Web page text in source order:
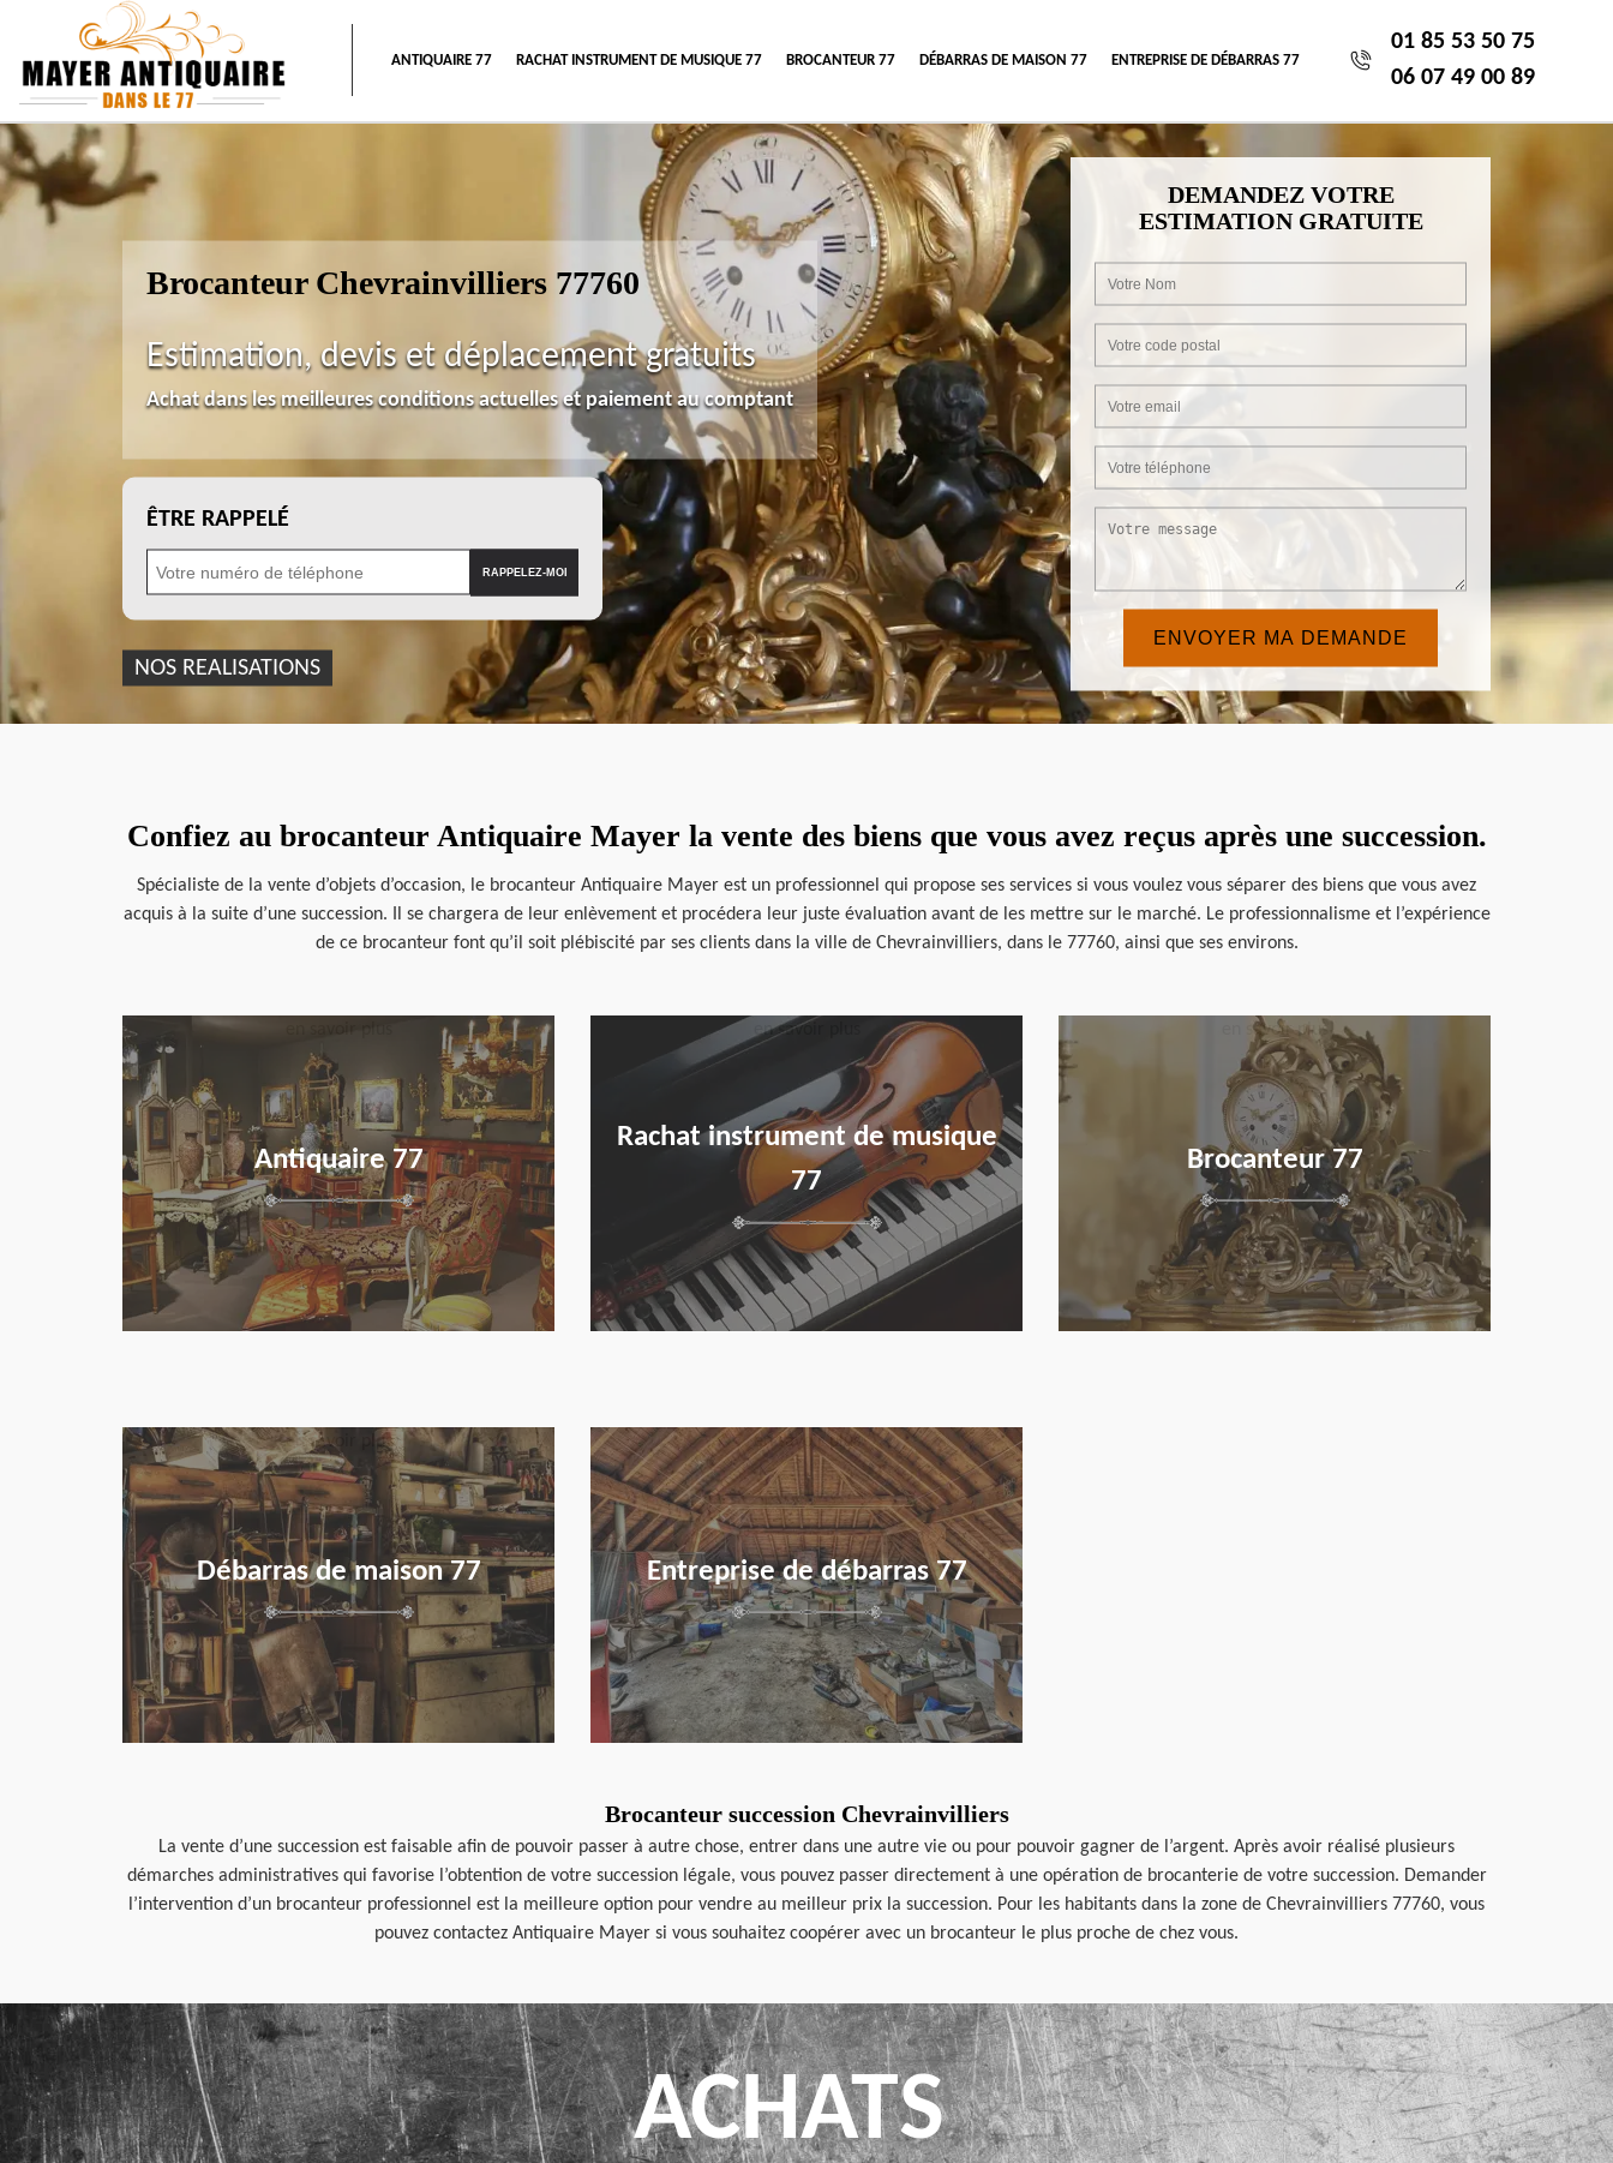
ANTIQUAIRE 77 RACHAT INSTRUMENT DE MUSIQUE 77 BROCANTEUR 77 DÉBARRAS DE MAISON 77 ENTREPRISE DE DÉBARRAS 77
01 85 53 50 75
06 07 49 00 89
Brocanteur Chevrainvilliers 77760
Estimation, devis et déplacement gratuits
Achat dans les meilleures conditions actuelles et paiement au comptant
ÊTRE RAPPELÉ
NOS REALISATIONS
DEMANDEZ VOTRE
ESTIMATION GRATUITE
Confiez au brocanteur Antiquaire Mayer la vente des biens que vous avez reçus après une succession.
Spécialiste de la vente d’objets d’occasion, le brocanteur Antiquaire Mayer est un professionnel qui propose ses services si vous voulez vous séparer des biens que vous avez
acquis à la suite d’une succession. Il se chargera de leur enlèvement et procédera leur juste évaluation avant de les mettre sur le marché. Le professionnalisme et l’expérience
de ce brocanteur font qu’il soit plébiscité par ses clients dans la ville de Chevrainvilliers, dans le 77760, ainsi que ses environs.
Antiquaire 77
Rachat instrument de musique
77
en savoir plus
Brocanteur 77
en savoir plus
Débarras de maison 77
en savoir plus
Entreprise de débarras 77
en savoir plus
Brocanteur succession Chevrainvilliers
La vente d’une succession est faisable afin de pouvoir passer à autre chose, entrer dans une autre vie ou pour pouvoir gagner de l’argent. Après avoir réalisé plusieurs
démarches administratives qui favorise l’obtention de votre succession légale, vous pouvez passer directement à une opération de brocanterie de votre succession. Demander
l’intervention d’un brocanteur professionnel est la meilleure option pour vendre au meilleur prix la succession. Pour les habitants dans la zone de Chevrainvilliers 77760, vous
pouvez contactez Antiquaire Mayer si vous souhaitez coopérer avec un brocanteur le plus proche de chez vous.
ACHATS